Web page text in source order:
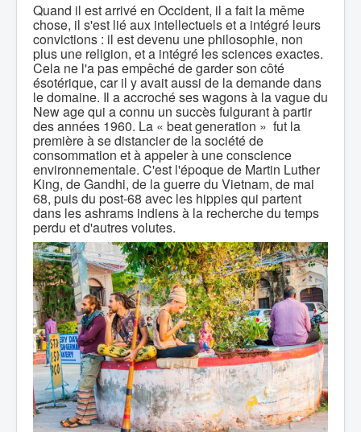
Quand il est arrivé en Occident, il a fait la même
chose, il s'est lié aux intellectuels et a intégré leurs
convictions : il est devenu une philosophie, non
plus une religion, et a intégré les sciences exactes.
Cela ne l'a pas empêché de garder son côté
ésotérique, car il y avait aussi de la demande dans
le domaine. Il a accroché ses wagons à la vague du
New age qui a connu un succès fulgurant à partir
des années 1960. La « beat generation » fut la
première à se distancier de la société de
consommation et à appeler à une conscience
environnementale. C'est l'époque de Martin Luther
King, de Gandhi, de la guerre du Vietnam, de mai
68, puis du post-68 avec les hippies qui partent
dans les ashrams indiens à la recherche du temps
perdu et d'autres volutes.